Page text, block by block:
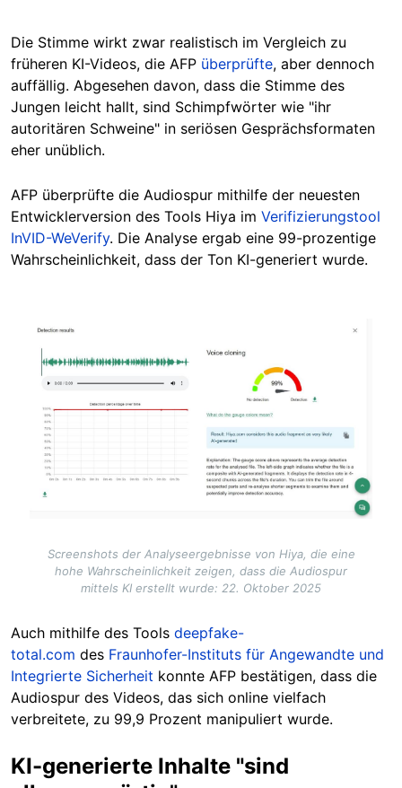
Die Stimme wirkt zwar realistisch im Vergleich zu
früheren KI-Videos, die AFP überprüfte, aber dennoch
auffällig. Abgesehen davon, dass die Stimme des
Jungen leicht hallt, sind Schimpfwörter wie "ihr
autoritären Schweine" in seriösen Gesprächsformaten
eher unüblich.
AFP überprüfte die Audiospur mithilfe der neuesten
Entwicklerversion des Tools Hiya im Verifizierungstool
InVID-WeVerify. Die Analyse ergab eine 99-prozentige
Wahrscheinlichkeit, dass der Ton KI-generiert wurde.
Image
Screenshots der Analyseergebnisse von Hiya, die eine
hohe Wahrscheinlichkeit zeigen, dass die Audiospur
mittels KI erstellt wurde: 22. Oktober 2025
Auch mithilfe des Tools deepfake-
total.com des Fraunhofer-Instituts für Angewandte und
Integrierte Sicherheit konnte AFP bestätigen, dass die
Audiospur des Videos, das sich online vielfach
verbreitete, zu 99,9 Prozent manipuliert wurde.
KI-generierte Inhalte "sind